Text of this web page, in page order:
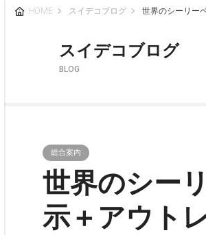
HOME スイデコブログ 世界のシーリー
スイデコブログ
BLOG
総合案内
世界のシー
示＋アウト